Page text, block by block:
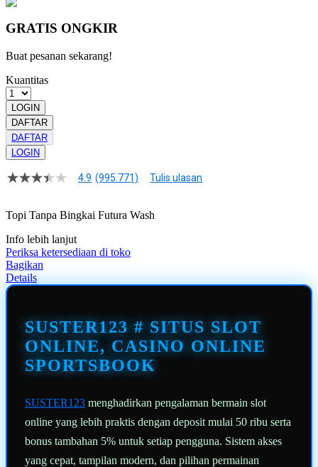
GRATIS ONGKIR
Buat pesanan sekarang!
Kuantitas
LOGIN
DAFTAR
DAFTAR
LOGIN
4.9
bintang,
rating
rata-
rata.
Read
13
Reviews.
halaman
yang
sama.
4.9 (995.771) Tulis ulasan
Topi Tanpa Bingkai Futura Wash
Info lebih lanjut
Periksa ketersediaan di toko
Bagikan
Details
SUSTER123 # SITUS SLOT
ONLINE, CASINO ONLINE
SPORTSBOOK
SUSTER123 menghadirkan pengalaman bermain slot
online yang lebih praktis dengan deposit mulai 50 ribu serta
bonus tambahan 5% untuk setiap pengguna. Sistem akses
yang cepat, tampilan modern, dan pilihan permainan